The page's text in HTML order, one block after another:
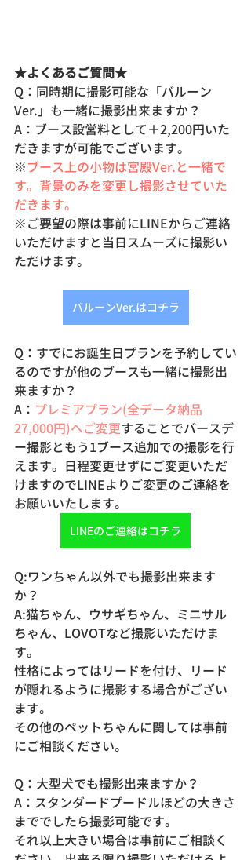
★よくあるご質問★
Q：同時期に撮影可能な「バルーン
Ver.」も一緒に撮影出来ますか？
A：ブース設営料として＋2,200円いた
だきますが可能でございます。
※ブース上の小物は宮殿Ver.と一緒で
す。背景のみを変更し撮影させていた
だきます。
※ご要望の際は事前にLINEからご連絡
いただけますと当日スムーズに撮影い
ただけます。
バルーンVer.はコチラ
Q：すでにお誕生日プランを予約してい
るのですが他のブースも一緒に撮影出
来ますか？
A： プレミアプラン(全データ納品
27,000円)へご変更することでバースデ
ー撮影ともう1ブース追加での撮影を行
えます。日程変更せずにご変更いただ
けますのでLINEよりご変更のご連絡を
お願いいたします。
LINEのご連絡はコチラ
Q:ワンちゃん以外でも撮影出来ます
か？
A:猫ちゃん、ウサギちゃん、ミニサル
ちゃん、LOVOTなど撮影いただけま
す。
性格によってはリードを付け、リード
が隠れるように撮影する場合がござい
ます。
その他のペットちゃんに関しては事前
にご相談ください。
Q：大型犬でも撮影出来ますか？
A：スタンダードプードルほどの大きさ
まででしたら撮影可能です。
それ以上大きい場合は事前にご相談く